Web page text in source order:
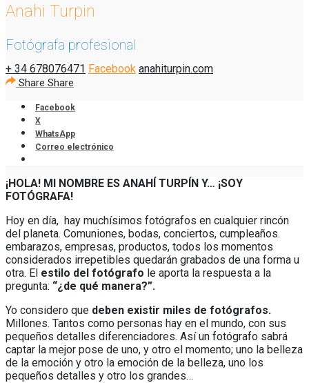
Anahi Turpin
Fotógrafa profesional
+ 34 678076471 Facebook anahiturpin.com
Share Share
Facebook
X
WhatsApp
Correo electrónico
¡HOLA! MI NOMBRE ES ANAHÍ TURPÍN Y… ¡SOY
FOTÓGRAFA!
Hoy en día, hay muchísimos fotógrafos en cualquier rincón
del planeta. Comuniones, bodas, conciertos, cumpleaños.
embarazos, empresas, productos, todos los momentos
considerados irrepetibles quedarán grabados de una forma u
otra. El estilo del fotógrafo le aporta la respuesta a la
pregunta: “¿de qué manera?”.
Yo considero que deben existir miles de fotógrafos.
Millones. Tantos como personas hay en el mundo, con sus
pequeños detalles diferenciadores. Así un fotógrafo sabrá
captar la mejor pose de uno, y otro el momento; uno la belleza
de la emoción y otro la emoción de la belleza, uno los
pequeños detalles y otro los grandes…